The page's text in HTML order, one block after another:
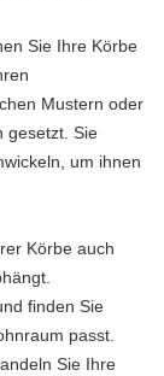
Sie Ihre Körbe
Mustern oder
gesetzt. Sie
um ihnen
Körbe auch
finden Sie
passt.
Sie Ihre